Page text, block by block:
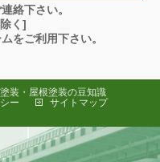
絡下さい。
く]
をご利用下さい。
装・屋根塗装の豆知識
ー
サイトマップ